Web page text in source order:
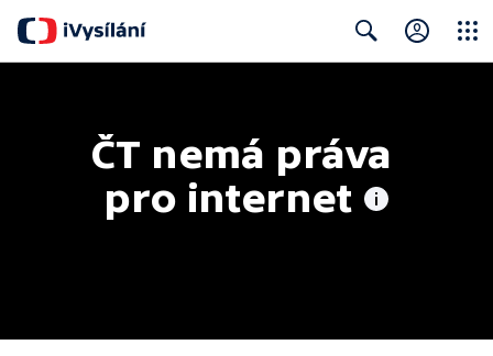
ČT nemá práva
pro internet